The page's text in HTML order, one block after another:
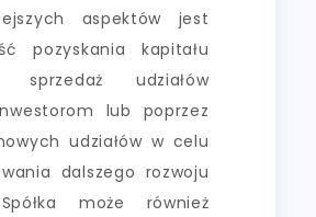
aspektów jest
pozyskania kapitału
sprzedaż udziałów
lub poprzez
udziałów w celu
dalszego rozwoju
może również